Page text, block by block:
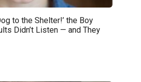
to the Shelter!’ the Boy
Didn’t Listen — and They